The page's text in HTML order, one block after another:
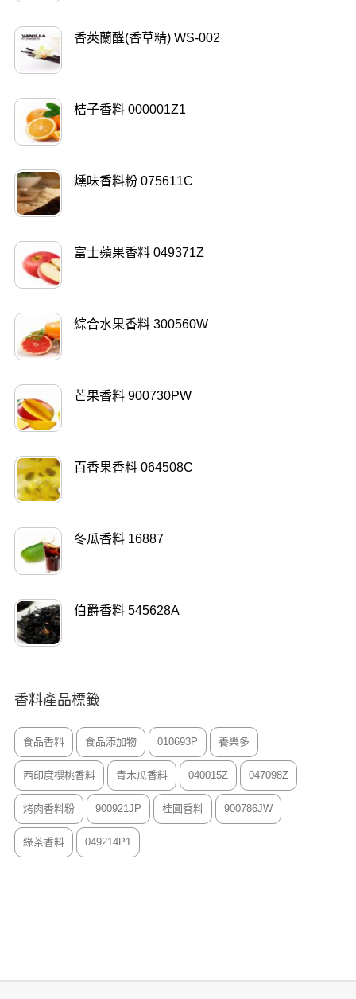
香莢蘭醛(香草精) WS-002
桔子香料 000001Z1
燻味香料粉 075611C
富士蘋果香料 049371Z
綜合水果香料 300560W
芒果香料 900730PW
百香果香料 064508C
冬瓜香料 16887
伯爵香料 545628A
香料產品標籤
食品香料 食品添加物 010693P 養樂多
西印度櫻桃香料 青木瓜香料 040015Z 047098Z
烤肉香料粉 900921JP 桂圓香料 900786JW
綠茶香料 049214P1